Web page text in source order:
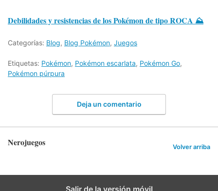
Debilidades y resistencias de los Pokémon de tipo ROCA ⛰
Categorías: Blog, Blog Pokémon, Juegos
Etiquetas: Pokémon, Pokémon escarlata, Pokémon Go,
Pokémon púrpura
Deja un comentario
Nerojuegos Volver arriba
Salir de la versión móvil